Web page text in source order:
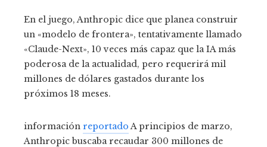
En el juego, Anthropic dice que planea construir
un «modelo de frontera», tentativamente llamado
«Claude-Next», 10 veces más capaz que la IA más
poderosa de la actualidad, pero requerirá mil
millones de dólares gastados durante los
próximos 18 meses.
información reportadoA principios de marzo,
Anthropic buscaba recaudar 300 millones de